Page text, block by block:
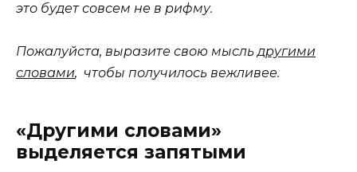
это будет совсем не в рифму.
Пожалуйста, выразите свою мысльдругими
словами, чтобы получилось вежливее.
«Другими словами»
выделяется запятыми